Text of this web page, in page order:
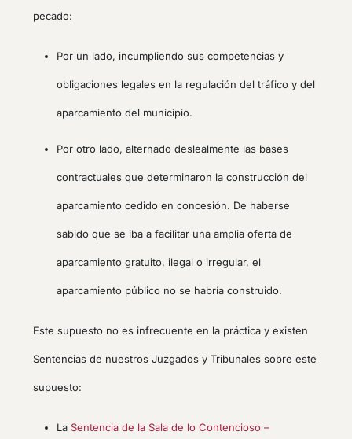
pecado:
Por un lado, incumpliendo sus competencias y
obligaciones legales en la regulación del tráfico y del
aparcamiento del municipio.
Por otro lado, alternado deslealmente las bases
contractuales que determinaron la construcción del
aparcamiento cedido en concesión. De haberse
sabido que se iba a facilitar una amplia oferta de
aparcamiento gratuito, ilegal o irregular, el
aparcamiento público no se habría construido.
Este supuesto no es infrecuente en la práctica y existen
Sentencias de nuestros Juzgados y Tribunales sobre este
supuesto:
La Sentencia de la Sala de lo Contencioso –